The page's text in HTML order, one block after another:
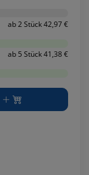
ab 2 Stück 42,97 €
ab 5 Stück 41,38 €